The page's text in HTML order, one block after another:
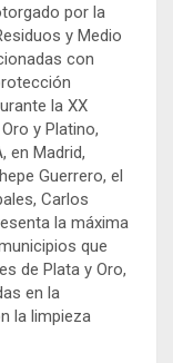
por la
y Medio
con
la XX
y Platino,
en Madrid,
Guerrero, el
Carlos
la máxima
que
de Plata y Oro,
en la
la limpieza